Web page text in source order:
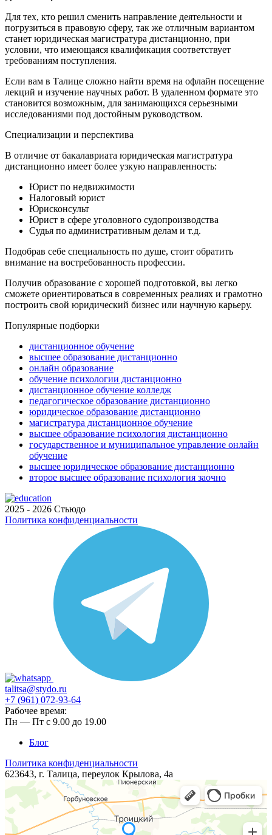
Для тех, кто решил сменить направление деятельности и
погрузиться в правовую сферу, так же отличным вариантом
станет юридическая магистратура дистанционно, при
условии, что имеющаяся квалификация соответствует
требованиям поступления.
Если вам в Талице сложно найти время на офлайн посещение
лекций и изучение научных работ. В удаленном формате это
становится возможным, для занимающихся серьезными
исследованиями под достойным руководством.
Специализации и перспектива
В отличие от бакалавриата юридическая магистратура
дистанционно имеет более узкую направленность:
Юрист по недвижимости
Налоговый юрист
Юрисконсульт
Юрист в сфере уголовного судопроизводства
Судья по административным делам и т.д.
Подобрав себе специальность по душе, стоит обратить
внимание на востребованность профессии.
Получив образование с хорошей подготовкой, вы легко
сможете ориентироваться в современных реалиях и грамотно
построить свой юридический бизнес или научную карьеру.
Популярные подборки
дистанционное обучение
высшее образование дистанционно
онлайн образование
обучение психологии дистанционно
дистанционное обучение колледж
педагогическое образование дистанционно
юридическое образование дистанционно
магистратура дистанционное обучение
высшее образование психология дистанционно
государственное и муниципальное управление онлайн
обучение
высшее юридическое образование дистанционно
второе высшее образование психология заочно
2025 - 2026 Стьюдо
Политика конфиденциальности
talitsa@stydo.ru
+7 (961) 072-93-64
Рабочее время:
Пн — Пт с 9.00 до 19.00
Блог
Политика конфиденциальности
623643, г. Талица, ​​​переулок Крылова, 4а